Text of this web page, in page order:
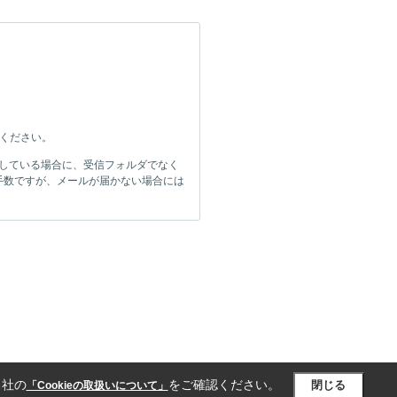
ださい。
いる場合に、受信フォルダでなく
ですが、メールが届かない場合には
の「Cookieの取扱いについて」 をご確認ください。 閉じる